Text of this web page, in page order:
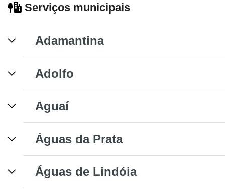
Serviços municipais
Adamantina
Adolfo
Aguaí
Águas da Prata
Águas de Lindóia